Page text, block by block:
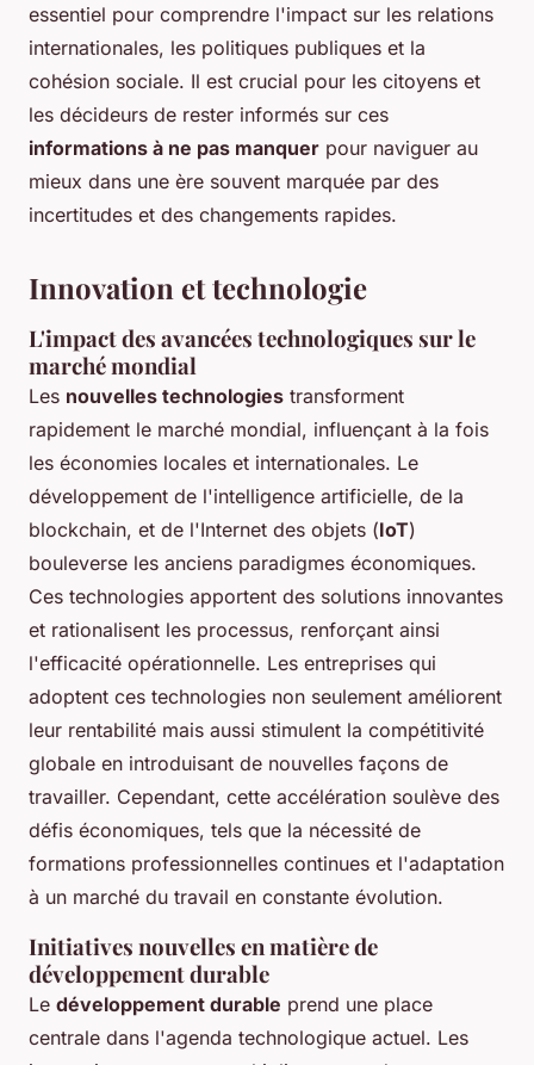
essentiel pour comprendre l'impact sur les relations
internationales, les politiques publiques et la
cohésion sociale. Il est crucial pour les citoyens et
les décideurs de rester informés sur ces
informations à ne pas manquer pour naviguer au
mieux dans une ère souvent marquée par des
incertitudes et des changements rapides.
Innovation et technologie
L'impact des avancées technologiques sur le
marché mondial
Les nouvelles technologies transforment
rapidement le marché mondial, influençant à la fois
les économies locales et internationales. Le
développement de l'intelligence artificielle, de la
blockchain, et de l'Internet des objets (IoT)
bouleverse les anciens paradigmes économiques.
Ces technologies apportent des solutions innovantes
et rationalisent les processus, renforçant ainsi
l'efficacité opérationnelle. Les entreprises qui
adoptent ces technologies non seulement améliorent
leur rentabilité mais aussi stimulent la compétitivité
globale en introduisant de nouvelles façons de
travailler. Cependant, cette accélération soulève des
défis économiques, tels que la nécessité de
formations professionnelles continues et l'adaptation
à un marché du travail en constante évolution.
Initiatives nouvelles en matière de
développement durable
Le développement durable prend une place
centrale dans l'agenda technologique actuel. Les